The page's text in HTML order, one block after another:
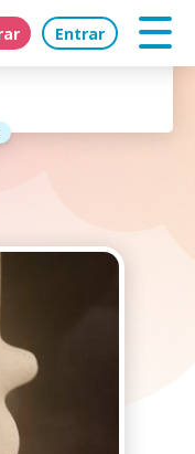
Entrar